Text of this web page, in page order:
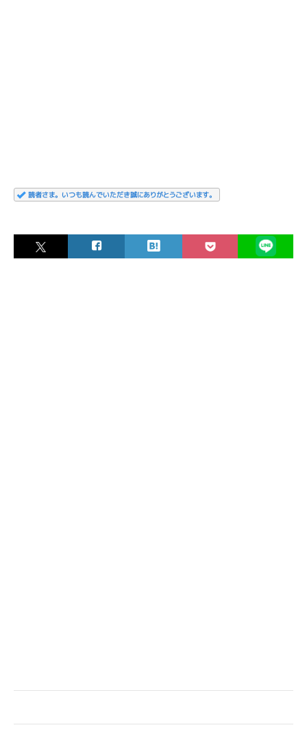
読者さま。いつも読んでいただき誠にありがとうございます。